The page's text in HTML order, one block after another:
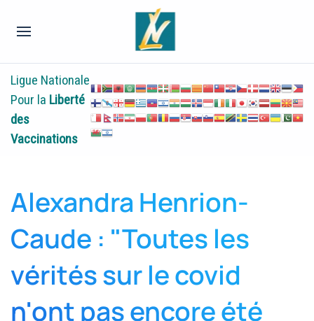
Ligue Nationale
Pour la Liberté
des
Vaccinations
Alexandra Henrion-
Caude : "Toutes les
vérités sur le covid
n'ont pas encore été